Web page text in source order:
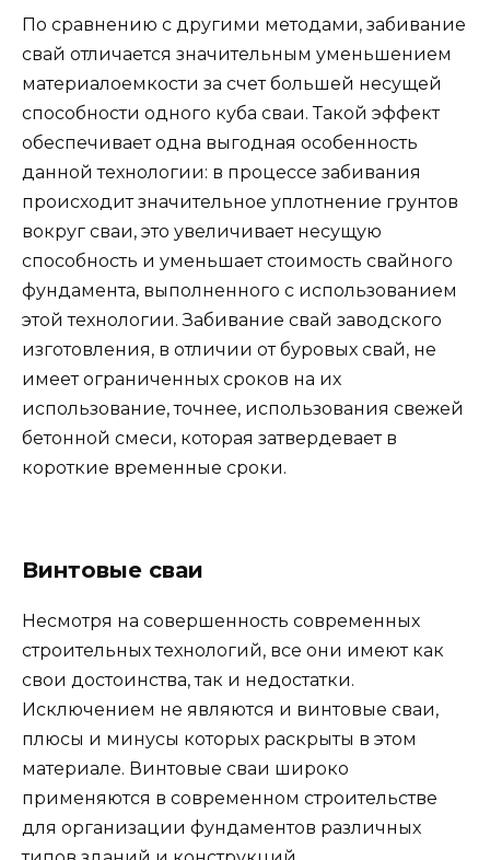
По сравнению с другими методами, забивание
свай отличается значительным уменьшением
материалоемкости за счет большей несущей
способности одного куба сваи. Такой эффект
обеспечивает одна выгодная особенность
данной технологии: в процессе забивания
происходит значительное уплотнение грунтов
вокруг сваи, это увеличивает несущую
способность и уменьшает стоимость свайного
фундамента, выполненного с использованием
этой технологии. Забивание свай заводского
изготовления, в отличии от буровых свай, не
имеет ограниченных сроков на их
использование, точнее, использования свежей
бетонной смеси, которая затвердевает в
короткие временные сроки.
Винтовые сваи
Несмотря на совершенность современных
строительных технологий, все они имеют как
свои достоинства, так и недостатки.
Исключением не являются и винтовые сваи,
плюсы и минусы которых раскрыты в этом
материале. Винтовые сваи широко
применяются в современном строительстве
для организации фундаментов различных